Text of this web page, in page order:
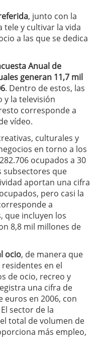
, junto con la
tele y cultivar la vida
a las que se dedica
Anual de
generan 11,7 mil
. Dentro de estos, las
y la televisión
corresponde a
vídeo.
culturales y
en torno a los
ocupados a 30
subsectores que
aportan una cifra
pero casi la
a
que incluyen los
8,8 mil millones de
ocio, de manera que
en el
de ocio, recreo y
una cifra de
euros en 2006, con
sector de la
total de volumen de
más empleo,